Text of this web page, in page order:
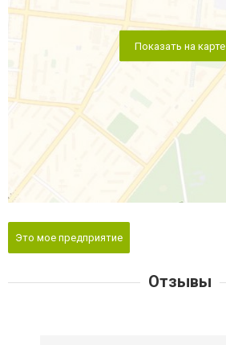
Показать на карте
Это мое предприятие
Отзывы